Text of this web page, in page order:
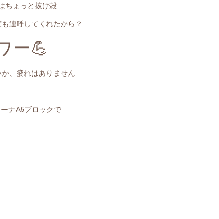
ちょっと抜け殻
連呼してくれたから？
ー💪
、疲れはありません
ナA5ブロックで